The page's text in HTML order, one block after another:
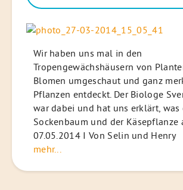
Wir haben uns mal in den
Tropengewächshäusern von
Blomen umgeschaut und ganz
Pflanzen entdeckt. Der Biologe
war dabei und hat uns erklärt, was
Sockenbaum und der Käsepflanze
07.05.2014 I Von Selin und Henry
mehr...